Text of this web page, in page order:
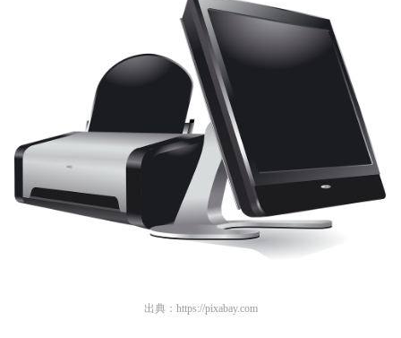
出典： https://pixabay.com